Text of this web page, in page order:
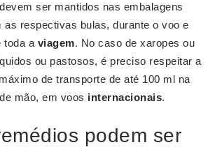
ser mantidos nas embalagens
as respectivas bulas, durante o voo e
toda a viagem. No caso de xaropes ou
ou pastosos, é preciso respeitar a
de transporte de até 100 ml na
mão, em voos internacionais.
podem ser